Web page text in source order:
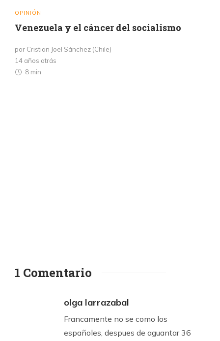
OPINIÓN
Venezuela y el cáncer del socialismo
por Cristian Joel Sánchez (Chile)
14 años atrás
8 min
1 Comentario
olga larrazabal
Francamente no se como los
españoles, despues de aguantar 36